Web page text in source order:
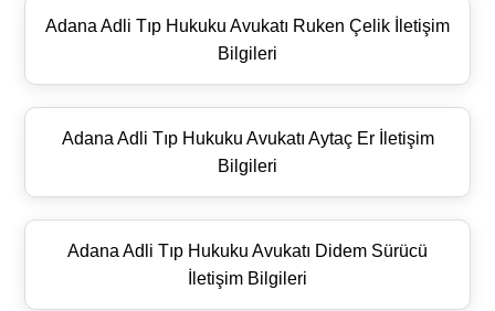
Adana Adli Tıp Hukuku Avukatı Ruken Çelik İletişim
Bilgileri
Adana Adli Tıp Hukuku Avukatı Aytaç Er İletişim
Bilgileri
Adana Adli Tıp Hukuku Avukatı Didem Sürücü
İletişim Bilgileri